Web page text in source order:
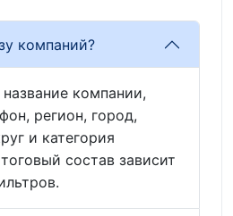
компаний?
компании,
регион, город,
и категория
состав зависит